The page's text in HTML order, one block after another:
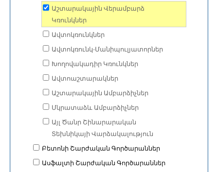
Աշտարակային Վերամբարձ
Կռունկներ
Ավտոկռունկներ
Ավտոկռունկ-Մանիպուլյատորներ
Խողովակադիր Կռունկներ
Ավտոաշտարակներ
Աշտարակային Ամբարձիչներ
Մկրատաձև Ամբարձիչներ
Այլ Ծանր Շինարարական
Տեխնիկայի Վարձակալություն
Բետոնի Շարժական Գործարաններ
Ասֆալտի Շարժական Գործարաններ